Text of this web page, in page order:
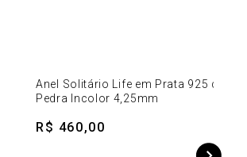
Anel Solitário Life em Prata 925 com
Pedra Incolor 4,25mm
R$ 460,00